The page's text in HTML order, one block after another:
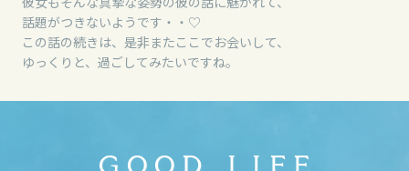
話題がつきないようです・・♡
この話の続きは、是非またここでお会いして、
ゆっくりと、過ごしてみたいですね。